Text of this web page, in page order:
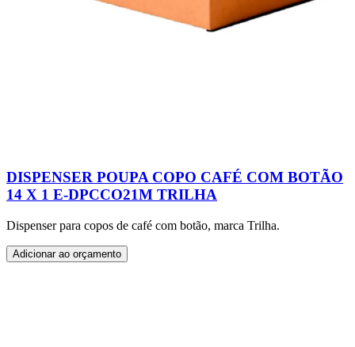
DISPENSER POUPA COPO CAFÉ COM BOTÃO
14 X 1 E-DPCCO21M TRILHA
Dispenser para copos de café com botão, marca Trilha.
Adicionar ao orçamento